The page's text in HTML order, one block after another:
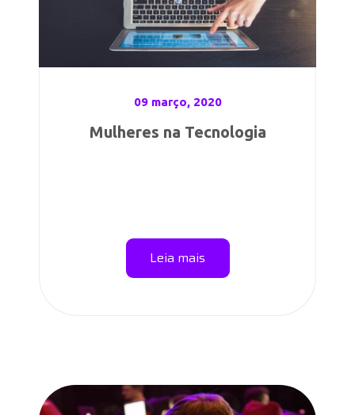
09 março, 2020
Mulheres na Tecnologia
Leia mais